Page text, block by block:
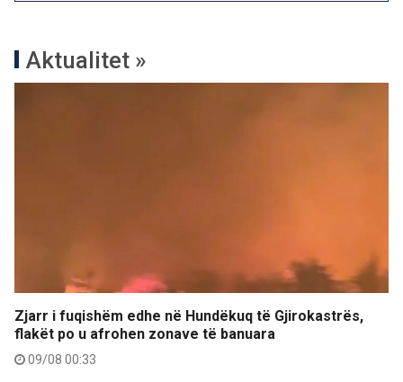
Aktualitet »
Zjarr i fuqishëm edhe në Hundëkuq të Gjirokastrës,
flakët po u afrohen zonave të banuara
09/08 00:33